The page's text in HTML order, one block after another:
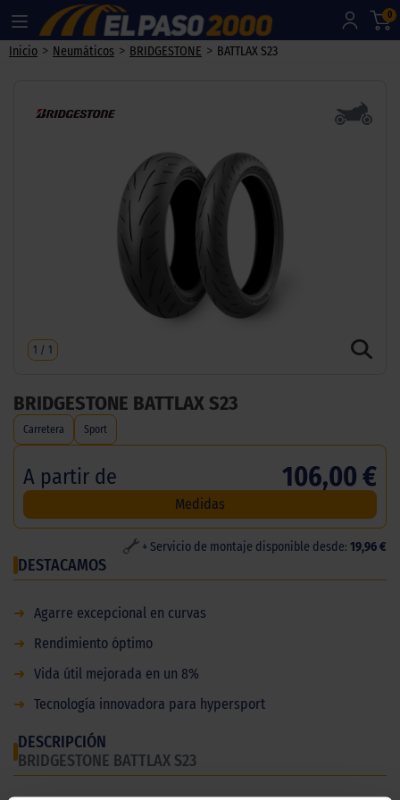
0
Inicio > Neumáticos > BRIDGESTONE > BATTLAX S23
1 / 1
BRIDGESTONE BATTLAX S23
Carretera Sport
A partir de 106,00 €
Medidas
+ Servicio de montaje disponible desde: 19,96 €
DESTACAMOS
➜ Agarre excepcional en curvas
➜
Rendimiento óptimo
➜ Vida útil mejorada en un 8%
➜ Tecnología innovadora para hypersport
DESCRIPCIÓN
BRIDGESTONE BATTLAX S23